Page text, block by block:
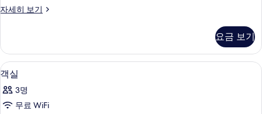
룸
진
모
두
보
기
자세히 보기
이
트
윈
룸
자
세
히
요금 보기
객
실
사
9
객실
3명
무료 WiFi